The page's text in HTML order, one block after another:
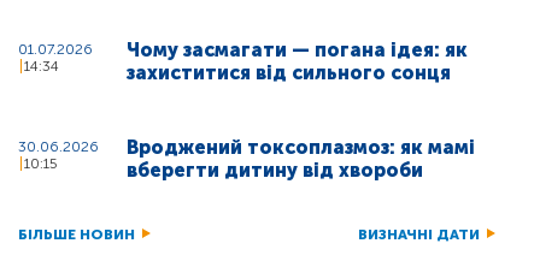
01.07.2026
14:34
Чому засмагати — погана ідея: як
захиститися від сильного сонця
30.06.2026
10:15
Вроджений токсоплазмоз: як мамі
вберегти дитину від хвороби
БІЛЬШЕ НОВИН ВИЗНАЧНІ ДАТИ